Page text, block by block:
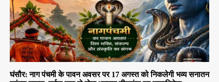
घंसौर: नाग पंचमी के पावन अवसर पर 17 अगस्त को निकलेगी भव्य सनातन